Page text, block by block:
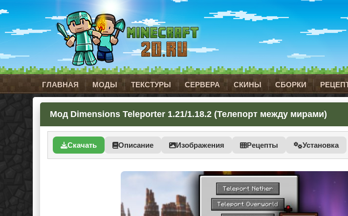
ГЛАВНАЯ МОДЫ ТЕКСТУРЫ СЕРВЕРА СКИНЫ СБОРКИ
Мод Dimensions Teleporter 1.21/1.18.2 (Телепорт между мирами)
Скачать Описание Изображения Рецепты Установка